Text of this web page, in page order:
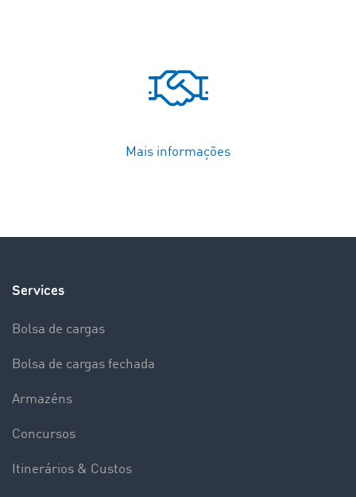
Mais informações
Services
Bolsa de cargas
Bolsa de cargas fechada
Armazéns
Concursos
Itinerários & Custos